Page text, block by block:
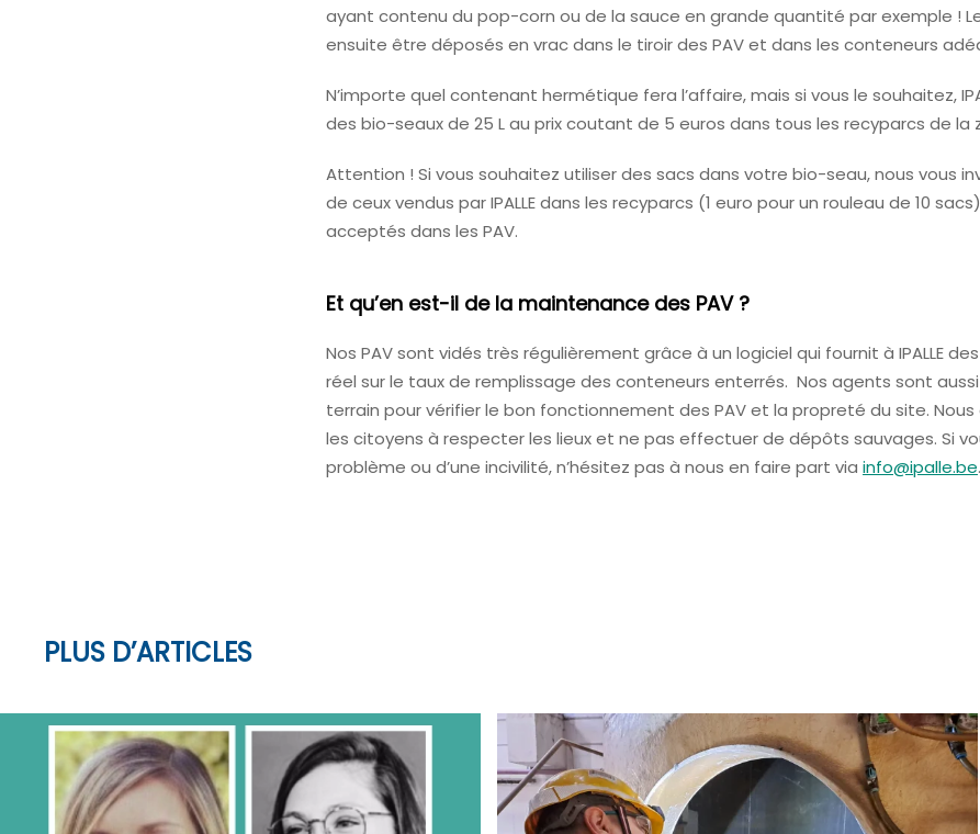
ayant contenu du pop-corn ou de la sauce en grande quantité par exemple !
ensuite être déposés en vrac dans le tiroir des PAV et dans les conteneurs
N’importe quel contenant hermétique fera l’affaire, mais si vous le souhaitez,
des bio-seaux de 25 L au prix coutant de 5 euros dans tous les recyparcs de la
Attention ! Si vous souhaitez utiliser des sacs dans votre bio-seau, nous vous
de ceux vendus par IPALLE dans les recyparcs (1 euro pour un rouleau de 10
acceptés dans les PAV.
Et qu’en est-il de la maintenance des PAV ?
Nos PAV sont vidés très régulièrement grâce à un logiciel qui fournit à IPALLE
réel sur le taux de remplissage des conteneurs enterrés. Nos agents sont
terrain pour vérifier le bon fonctionnement des PAV et la propreté du site.
les citoyens à respecter les lieux et ne pas effectuer de dépôts sauvages. Si
problème ou d’une incivilité, n’hésitez pas à nous en faire part via info@ipalle.be.
PLUS D’ARTICLES